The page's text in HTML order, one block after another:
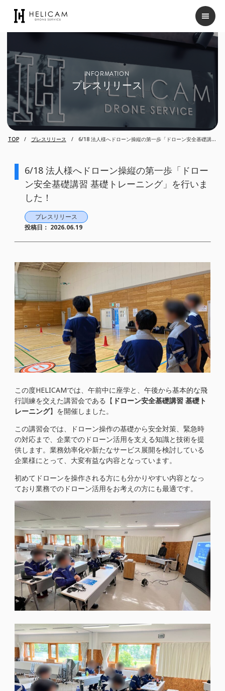
INFORMATION
プレスリリース
TOP プレスリリース
6/18 法人様へドローン操縦の第一歩「ドローン安全基礎講習
6/18 法人様へドローン操縦の第一歩「ドロー
ン安全基礎講習 基礎トレーニング」を行いま
した！
プレスリリース
投稿日： 2026.06.19
この度HELICAMでは、午前中に座学と、午後から基本的な飛
行訓練を交えた講習会である【 ドローン安全基礎講習 基礎ト
レーニング】を開催しました。
この講習会では、ドローン操作の基礎から安全対策、緊急時
の対応まで、企業でのドローン活用を支える知識と技術を提
供します。業務効率化や新たなサービス展開を検討している
企業様にとって、大変有益な内容となっています。
初めてドローンを操作される方にも分かりやすい内容となっ
ており業務でのドローン活用をお考えの方にも最適です。